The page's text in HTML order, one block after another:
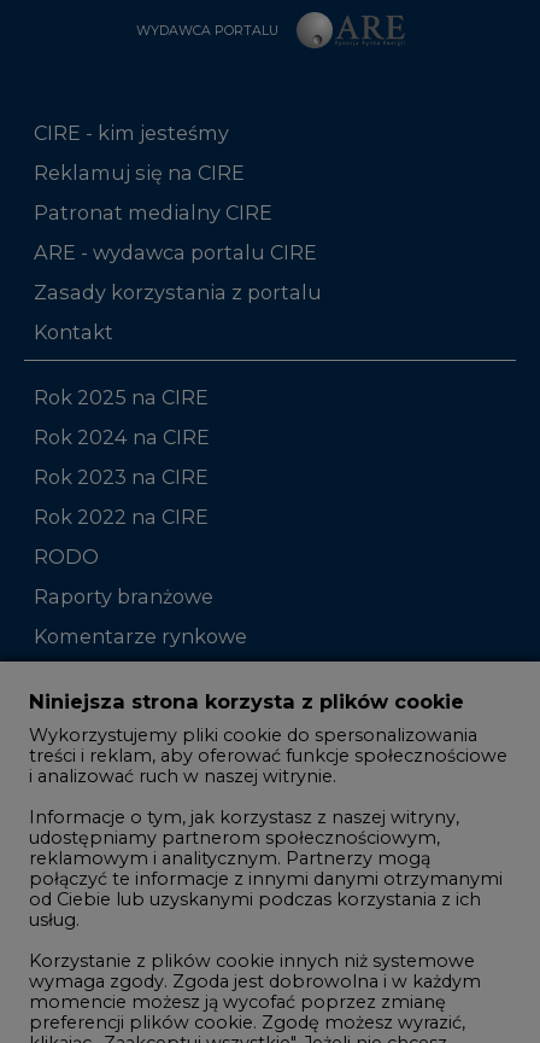
WYDAWCA PORTALU
CIRE - kim jesteśmy
Reklamuj się na CIRE
Patronat medialny CIRE
ARE - wydawca portalu CIRE
Zasady korzystania z portalu
Kontakt
Rok 2025 na CIRE
Rok 2024 na CIRE
Rok 2023 na CIRE
Rok 2022 na CIRE
RODO
Raporty branżowe
Komentarze rynkowe
Zmiany kadrowe na rynku
Studio CIRE
Rozmowy o energetyce
Gospodarka
Geopolityka
LTE450
Innowacje i AI
Telekomunikacja i IT
Niniejsza strona korzysta z plików cookie
Wykorzystujemy pliki cookie do spersonalizowania
treści i reklam, aby oferować funkcje społecznościowe
i analizować ruch w naszej witrynie.
Informacje o tym, jak korzystasz z naszej witryny,
udostępniamy partnerom społecznościowym,
reklamowym i analitycznym. Partnerzy mogą
połączyć te informacje z innymi danymi otrzymanymi
od Ciebie lub uzyskanymi podczas korzystania z ich
usług.
Korzystanie z plików cookie innych niż systemowe
wymaga zgody. Zgoda jest dobrowolna i w każdym
momencie możesz ją wycofać poprzez zmianę
preferencji plików cookie. Zgodę możesz wyrazić,